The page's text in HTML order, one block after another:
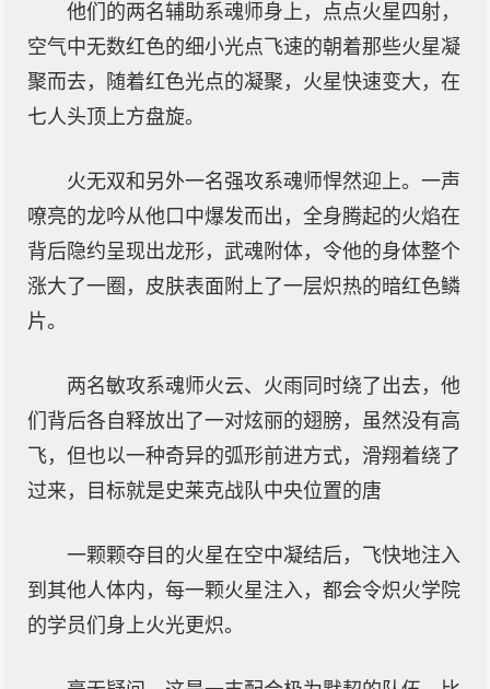
他们的两名辅助系魂师身上，点点火星四射，
空气中无数红色的细小光点飞速的朝着那些火星凝
聚而去，随着红色光点的凝聚，火星快速变大，在
七人头顶上方盘旋。
火无双和另外一名强攻系魂师悍然迎上。一声
嘹亮的龙吟从他口中爆发而出，全身腾起的火焰在
背后隐约呈现出龙形，武魂附体，令他的身体整个
涨大了一圈，皮肤表面附上了一层炽热的暗红色鳞
片。
两名敏攻系魂师火云、火雨同时绕了出去，他
们背后各自释放出了一对炫丽的翅膀，虽然没有高
飞，但也以一种奇异的弧形前进方式，滑翔着绕了
过来，目标就是史莱克战队中央位置的唐
一颗颗夺目的火星在空中凝结后，飞快地注入
到其他人体内，每一颗火星注入，都会令炽火学院
的学员们身上火光更炽。